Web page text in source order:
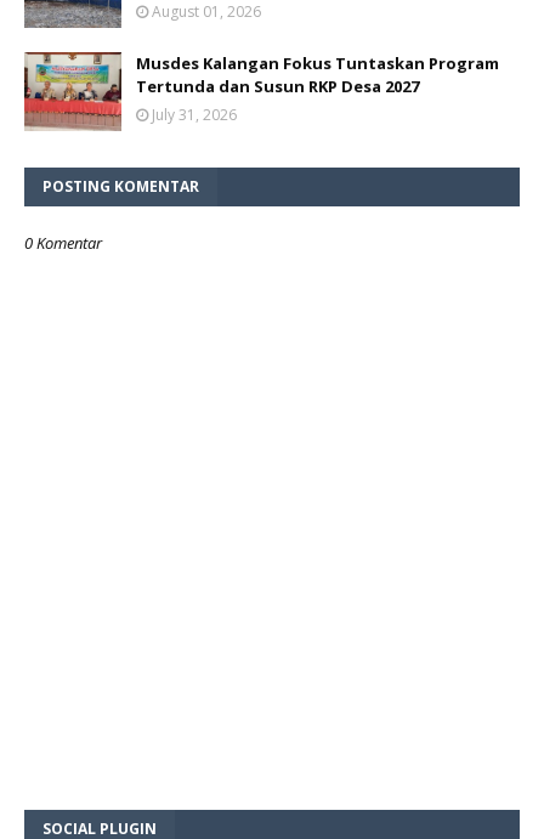
August 01, 2026
Musdes Kalangan Fokus Tuntaskan Program
Tertunda dan Susun RKP Desa 2027
July 31, 2026
POSTING KOMENTAR
0 Komentar
SOCIAL PLUGIN